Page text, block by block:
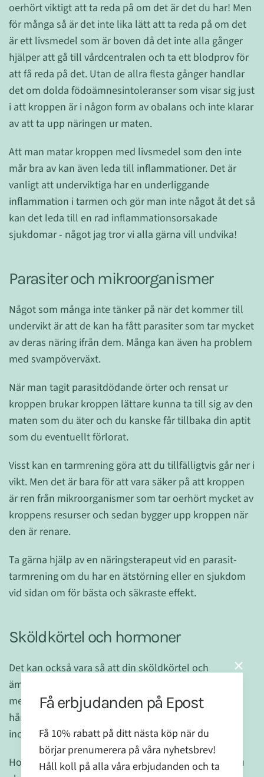
oerhört viktigt att ta reda på om det är det du har! Men
för många så är det inte lika lätt att ta reda på om det
är ett livsmedel som är boven då det inte alla gånger
hjälper att gå till vårdcentralen och ta ett blodprov för
att få reda på det. Utan de allra flesta gånger handlar
det om dolda födoämnesintoleranser som visar sig just
i att kroppen är i någon form av obalans och inte klarar
av att ta upp näringen ur maten.
Att man matar kroppen med livsmedel som den inte
mår bra av kan även leda till inflammationer. Det är
vanligt att underviktiga har en underliggande
inflammation i tarmen och gör man inte något åt det så
kan det leda till en rad inflammationsorsakade
sjukdomar - något jag tror vi alla gärna vill undvika!
Parasiter och mikroorganismer
Något som många inte tänker på när det kommer till
undervikt är att de kan ha fått parasiter som tar mycket
av deras näring ifrån dem. Många kan även ha problem
med svampöverväxt.
När man tagit parasitdödande örter och rensat ur
kroppen brukar kroppen lättare kunna ta till sig av den
maten som du äter och du kanske får tillbaka din aptit
som du eventuellt förlorat.
Visst kan en tarmrening göra att du tillfälligtvis går ner i
vikt. Men det är bara för att vara säker på att kroppen
är ren från mikroorganismer som tar oerhört mycket av
kroppens resurser och sedan bygger upp kroppen när
den är renare.
Ta gärna hjälp av en näringsterapeut vid en parasit-
tarmrening om du har en ätstörning eller en sjukdom
vid sidan om för bästa och säkraste effekt.
Sköldkörtel och hormoner
Det kan också vara så att din sköldkörtel och
ämnesomsättning är ur balans. Det kan du få hjälp
med att styra upp genom kosttillskott,
hårmineralanalys och en duktig terapeut utbildad
inom de områdena.
Hormonerna är kanske inte orsaken i sig, men när du
Få erbjudanden på Epost
Få 10% rabatt på ditt nästa köp när du
börjar prenumerera på våra nyhetsbrev!
Håll koll på alla våra erbjudanden och ta